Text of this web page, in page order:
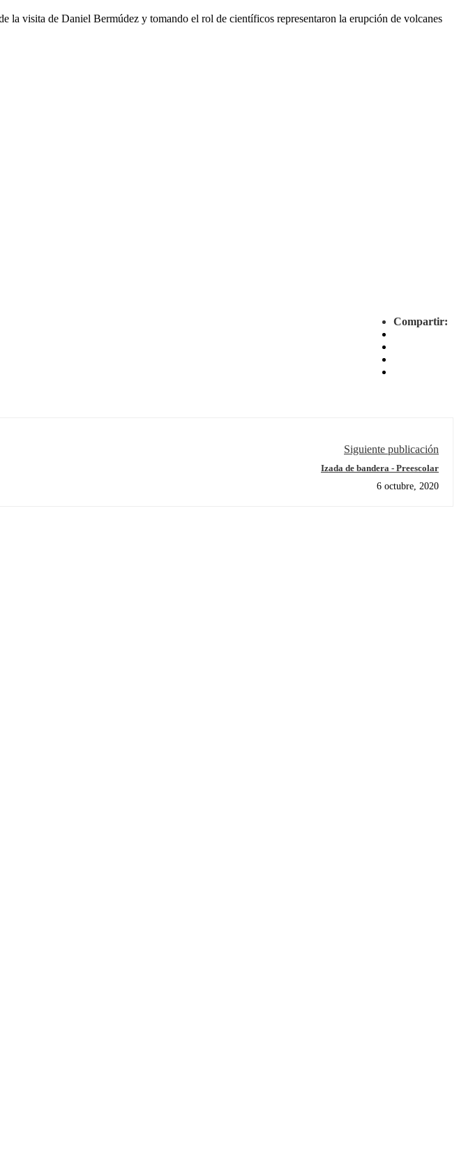
la visita de Daniel Bermúdez y tomando el rol de científicos representaron la erupción de volcanes
Compartir:
Siguiente publicación
Izada de bandera - Preescolar
6 octubre, 2020